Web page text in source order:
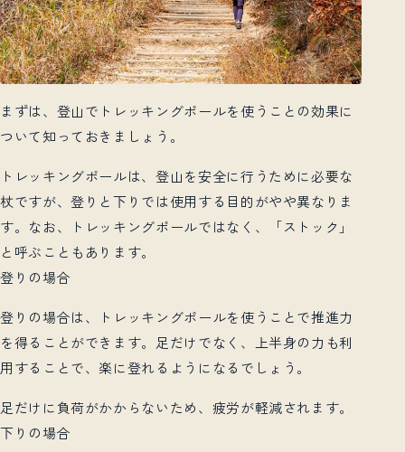
まずは、登山でトレッキングポールを使うことの効果に
ついて知っておきましょう。
トレッキングポールは、登山を安全に行うために必要な
杖ですが、登りと下りでは使用する目的がやや異なりま
す。なお、トレッキングポールではなく、「ストック」
と呼ぶこともあります。
登りの場合
登りの場合は、トレッキングポールを使うことで推進力
を得ることができます。足だけでなく、上半身の力も利
用することで、楽に登れるようになるでしょう。
足だけに負荷がかからないため、疲労が軽減されます。
下りの場合